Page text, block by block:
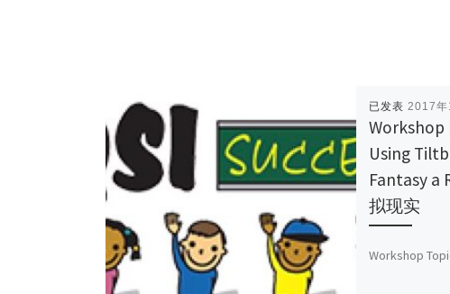
已发表 2017年
Workshop
Using
Fantasy a
拟现实
Workshop